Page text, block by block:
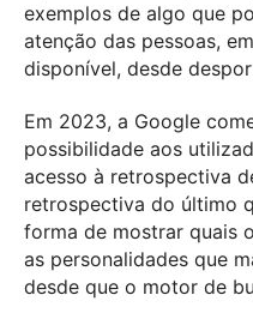
exemplos de algo que
atenção das pessoas,
disponível, desde
Em 2023, a Google
possibilidade aos
acesso à retrospectiva
retrospectiva do último
forma de mostrar quais
as personalidades que
desde que o motor de